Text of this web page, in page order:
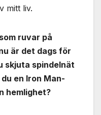
mitt liv.
ruvar på
är det dags för
skjuta spindelnät
en Iron Man-
hemlighet?